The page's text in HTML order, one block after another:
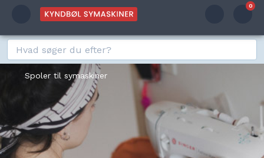
0
Spoler til symaskiner